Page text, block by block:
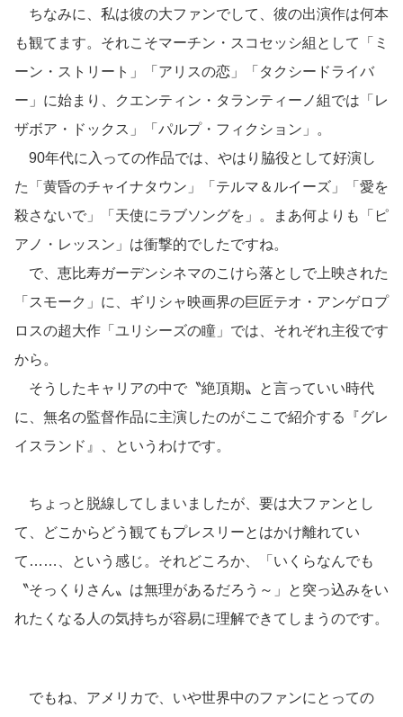
ちなみに、私は彼の大ファンでして、彼の出演作は何本
も観てます。それこそマーチン・スコセッシ組として「ミ
ーン・ストリート」「アリスの恋」「タクシードライバ
ー」に始まり、クエンティン・タランティーノ組では「レ
ザボア・ドックス」「パルプ・フィクション」。
90年代に入っての作品では、やはり脇役として好演し
た「黄昏のチャイナタウン」「テルマ＆ルイーズ」「愛を
殺さないで」「天使にラブソングを」。まあ何よりも「ピ
アノ・レッスン」は衝撃的でしたですね。
で、恵比寿ガーデンシネマのこけら落としで上映された
「スモーク」に、ギリシャ映画界の巨匠テオ・アンゲロプ
ロスの超大作「ユリシーズの瞳」では、それぞれ主役です
から。
そうしたキャリアの中で〝絶頂期〟と言っていい時代
に、無名の監督作品に主演したのがここで紹介する『グレ
イスランド』、というわけです。
ちょっと脱線してしまいましたが、要は大ファンとし
て、どこからどう観てもプレスリーとはかけ離れてい
て……、という感じ。それどころか、「いくらなんでも
〝そっくりさん〟は無理があるだろう～」と突っ込みをい
れたくなる人の気持ちが容易に理解できてしまうのです。
でもね、アメリカで、いや世界中のファンにとっての